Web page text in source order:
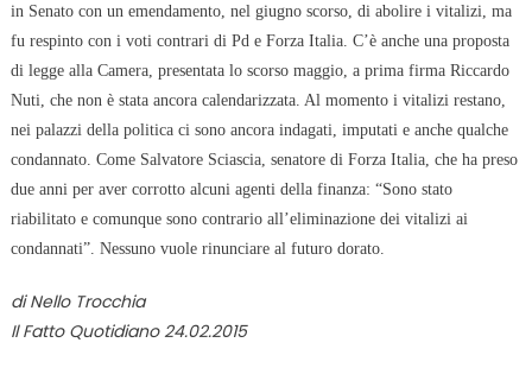
in Senato con un emendamento, nel giugno scorso, di abolire i vitalizi, ma
fu respinto con i voti contrari di Pd e Forza Italia. C’è anche una proposta
di legge alla Camera, presentata lo scorso maggio, a prima firma Riccardo
Nuti, che non è stata ancora calendarizzata. Al momento i vitalizi restano,
nei palazzi della politica ci sono ancora indagati, imputati e anche qualche
condannato. Come Salvatore Sciascia, senatore di Forza Italia, che ha preso
due anni per aver corrotto alcuni agenti della finanza: “Sono stato
riabilitato e comunque sono contrario all’eliminazione dei vitalizi ai
condannati”. Nessuno vuole rinunciare al futuro dorato.
di Nello Trocchia
Il Fatto Quotidiano 24.02.2015